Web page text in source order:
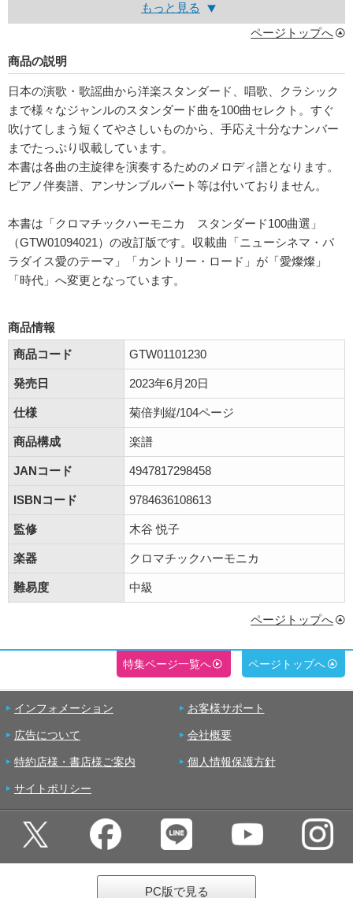
もっと見る
ページトップへ
商品の説明
日本の演歌・歌謡曲から洋楽スタンダード、唱歌、クラシック
まで様々なジャンルのスタンダード曲を100曲セレクト。すぐ
吹けてしまう短くてやさしいものから、手応え十分なナンバー
までたっぷり収載しています。
本書は各曲の主旋律を演奏するためのメロディ譜となります。
ピアノ伴奏譜、アンサンブルパート等は付いておりません。
本書は「クロマチックハーモニカ スタンダード100曲選」
（GTW01094021）の改訂版です。収載曲「ニューシネマ・パ
ラダイス愛のテーマ」「カントリー・ロード」が「愛燦燦」
「時代」へ変更となっています。
商品情報
商品コード
GTW01101230
発売日 2023年6月20日
仕様 菊倍判縦/104ページ
商品構成 楽譜
JANコード 4947817298458
ISBNコード 9784636108613
監修 木谷 悦子
楽器 クロマチックハーモニカ
難易度 中級
ページトップへ
特集ページ一覧へ ページトップへ
インフォメーション お客様サポート
広告について 会社概要
特約店様・書店様ご案内 個人情報保護方針
サイトポリシー
PC版で見る